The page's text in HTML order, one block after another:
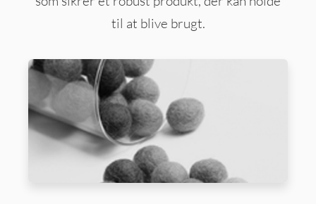
til at blive brugt.